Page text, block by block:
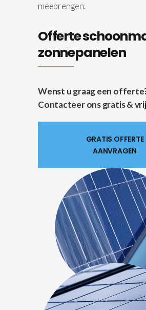
meebrengen.
Offerte
zonnepanelen
Wenst u graag een
Contacteer ons gratis &
GRATIS OFFERTE
AANVRAGEN